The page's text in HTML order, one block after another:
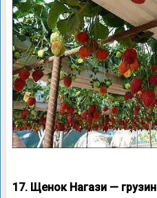
17. Щенок Нагази —